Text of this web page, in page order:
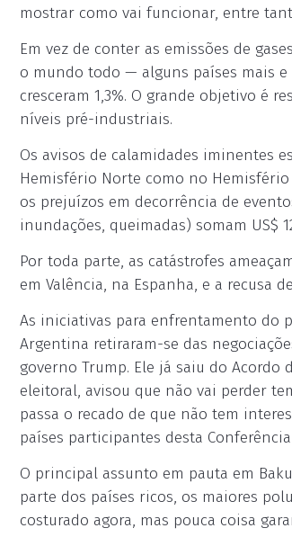
mostrar como vai funcionar, entre
Em vez de conter as emissões de
o mundo todo — alguns países mais
cresceram 1,3%. O grande objetivo é
níveis pré-industriais.
Os avisos de calamidades iminentes
Hemisfério Norte como no Hemisfério
os prejuízos em decorrência de
inundações, queimadas) somam US$
Por toda parte, as catástrofes
em Valência, na Espanha, e a recusa
As iniciativas para enfrentamento do
Argentina retiraram-se das
governo Trump. Ele já saiu do
eleitoral, avisou que não vai perder
passa o recado de que não tem
países participantes desta
O principal assunto em pauta em
parte dos países ricos, os maiores
costurado agora, mas pouca coisa